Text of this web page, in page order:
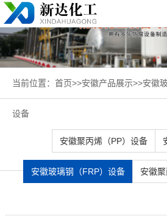
页
关
于
我
新
闻
聚丙烯
玻璃钢
当前位置： 首页>>安徽产品展示>>安徽
设备
安徽聚丙烯（PP）设备
安徽玻璃钢（FRP）设备 安徽